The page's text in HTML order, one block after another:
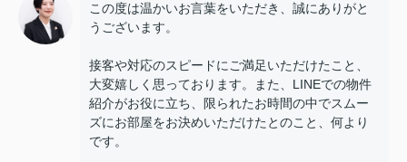
この度は温かいお言葉をいただき、誠にありがと
うございます。
接客や対応のスピードにご満足いただけたこと、
大変嬉しく思っております。また、LINEでの物件
紹介がお役に立ち、限られたお時間の中でスムー
ズにお部屋をお決めいただけたとのこと、何より
です。